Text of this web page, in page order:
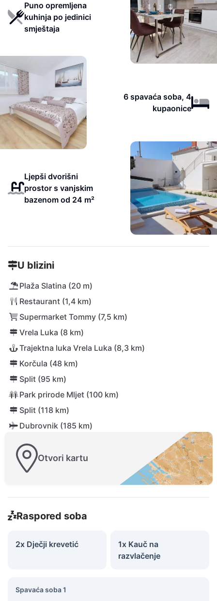
Puno opremljena
kuhinja po jedinici
smještaja
6 spavaća soba, 4
kupaonice
Ljepši dvorišni
prostor s vanjskim
bazenom od 24 m²
U blizini
Plaža Slatina (20 m)
Restaurant (1,4 km)
Supermarket Tommy (7,5 km)
Vrela Luka (8 km)
Trajektna luka Vrela Luka (8,3 km)
Korčula (48 km)
Split (95 km)
Park prirode Mljet (100 km)
Split (118 km)
Dubrovnik (185 km)
Otvori kartu
Raspored soba
2x Dječji krevetić
1x Kauč na
razvlačenje
Spavaća soba 1